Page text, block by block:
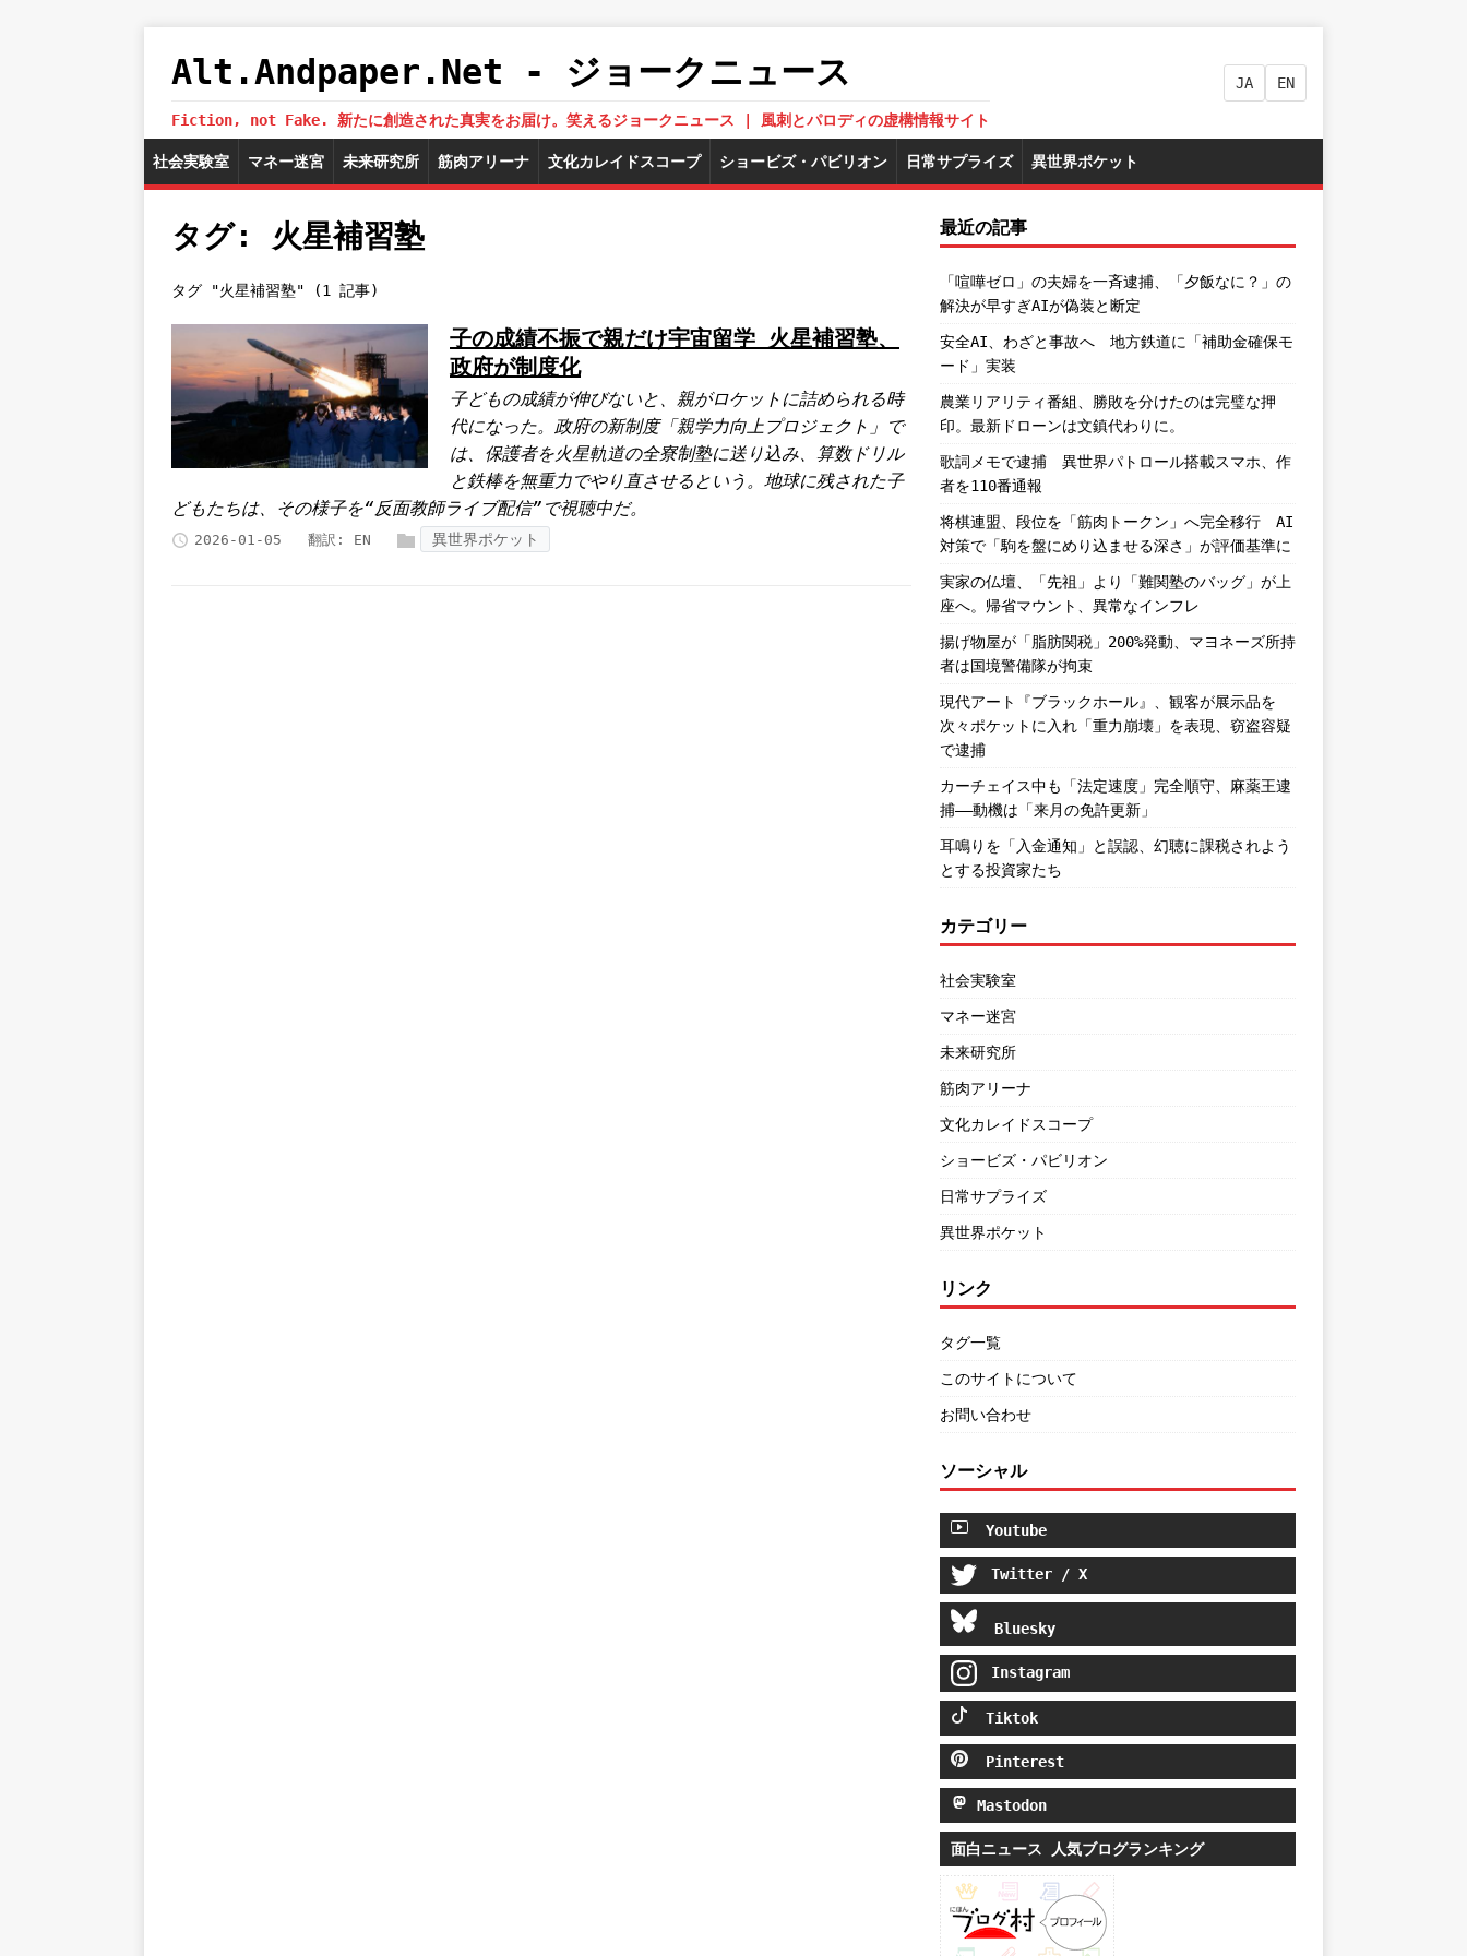
Alt.Andpaper.Net - ジョークニュース
Fiction, not Fake. 新たに創造された真実をお届け。笑えるジョークニュース | 風刺とパロディの虚構情報サイト
JA EN
社会実験室 マネー迷宮 未来研究所 筋肉アリーナ 文化カレイドスコープ ショービズ・パビリオン 日常サプライズ 異世界ポケット
タグ: 火星補習塾
タグ "火星補習塾" (1 記事)
子の成績不振で親だけ宇宙留学 火星補習塾、
政府が制度化
子どもの成績が伸びないと、親がロケットに詰められる時
代になった。政府の新制度「親学力向上プロジェクト」で
は、保護者を火星軌道の全寮制塾に送り込み、算数ドリル
と鉄棒を無重力でやり直させるという。地球に残された子
どもたちは、その様子を“反面教師ライブ配信”で視聴中だ。
2026-01-05 翻訳: EN 異世界ポケット
最近の記事
「喧嘩ゼロ」の夫婦を一斉逮捕、「夕飯なに？」の
解決が早すぎAIが偽装と断定
安全AI、わざと事故へ 地方鉄道に「補助金確保モ
ード」実装
農業リアリティ番組、勝敗を分けたのは完璧な押
印。最新ドローンは文鎮代わりに。
歌詞メモで逮捕 異世界パトロール搭載スマホ、作
者を110番通報
将棋連盟、段位を「筋肉トークン」へ完全移行 AI
対策で「駒を盤にめり込ませる深さ」が評価基準に
実家の仏壇、「先祖」より「難関塾のバッグ」が上
座へ。帰省マウント、異常なインフレ
揚げ物屋が「脂肪関税」200%発動、マヨネーズ所持
者は国境警備隊が拘束
現代アート『ブラックホール』、観客が展示品を
次々ポケットに入れ「重力崩壊」を表現、窃盗容疑
で逮捕
カーチェイス中も「法定速度」完全順守、麻薬王逮
捕――動機は「来月の免許更新」
耳鳴りを「入金通知」と誤認、幻聴に課税されよう
とする投資家たち
カテゴリー
社会実験室
マネー迷宮
未来研究所
筋肉アリーナ
文化カレイドスコープ
ショービズ・パビリオン
日常サプライズ
異世界ポケット
リンク
タグ一覧
このサイトについて
お問い合わせ
ソーシャル
Youtube
Twitter / X
Bluesky
Instagram
Tiktok
Pinterest
Mastodon
面白ニュース 人気ブログランキング